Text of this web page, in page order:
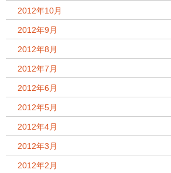
2012年10月
2012年9月
2012年8月
2012年7月
2012年6月
2012年5月
2012年4月
2012年3月
2012年2月